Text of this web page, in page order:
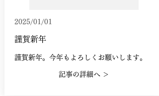
2025/01/01
謹賀新年
謹賀新年。今年もよろしくお願いします。
記事の詳細へ ＞